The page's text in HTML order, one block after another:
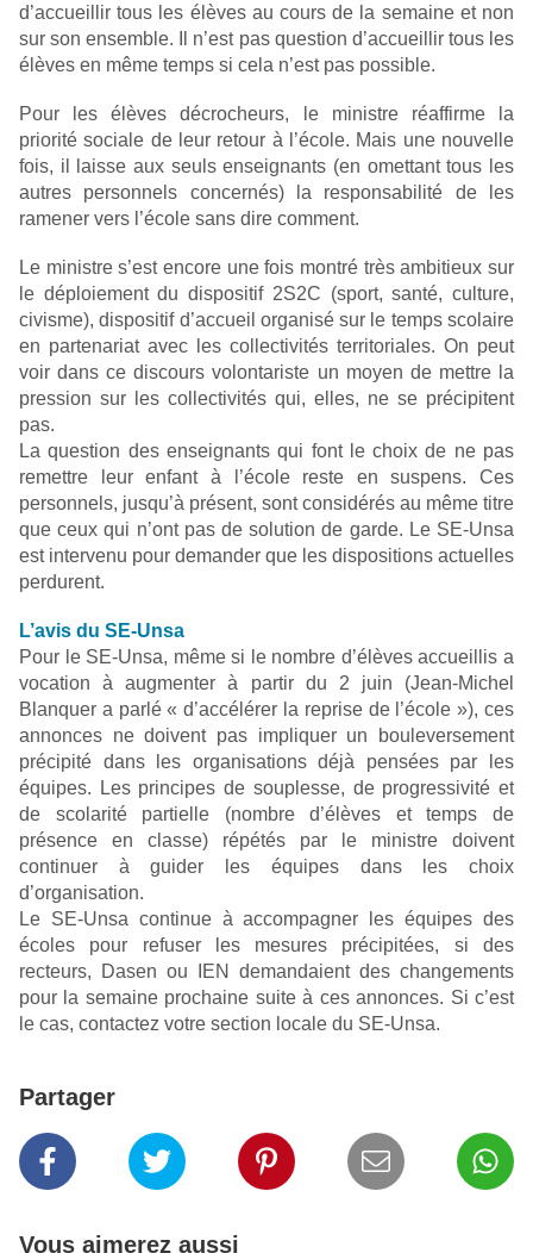
d’accueillir tous les élèves au cours de la semaine et non
sur son ensemble. Il n’est pas question d’accueillir tous les
élèves en même temps si cela n’est pas possible.
Pour les élèves décrocheurs, le ministre réaffirme la
priorité sociale de leur retour à l’école. Mais une nouvelle
fois, il laisse aux seuls enseignants (en omettant tous les
autres personnels concernés) la responsabilité de les
ramener vers l’école sans dire comment.
Le ministre s’est encore une fois montré très ambitieux sur
le déploiement du dispositif 2S2C (sport, santé, culture,
civisme), dispositif d’accueil organisé sur le temps scolaire
en partenariat avec les collectivités territoriales. On peut
voir dans ce discours volontariste un moyen de mettre la
pression sur les collectivités qui, elles, ne se précipitent
pas.
La question des enseignants qui font le choix de ne pas
remettre leur enfant à l’école reste en suspens. Ces
personnels, jusqu’à présent, sont considérés au même titre
que ceux qui n’ont pas de solution de garde. Le SE-Unsa
est intervenu pour demander que les dispositions actuelles
perdurent.
L’avis du SE-Unsa
Pour le SE-Unsa, même si le nombre d’élèves accueillis a
vocation à augmenter à partir du 2 juin (Jean-Michel
Blanquer a parlé « d’accélérer la reprise de l’école »), ces
annonces ne doivent pas impliquer un bouleversement
précipité dans les organisations déjà pensées par les
équipes. Les principes de souplesse, de progressivité et
de scolarité partielle (nombre d’élèves et temps de
présence en classe) répétés par le ministre doivent
continuer à guider les équipes dans les choix
d’organisation.
Le SE-Unsa continue à accompagner les équipes des
écoles pour refuser les mesures précipitées, si des
recteurs, Dasen ou IEN demandaient des changements
pour la semaine prochaine suite à ces annonces. Si c’est
le cas, contactez votre section locale du SE-Unsa.
Partager
Vous aimerez aussi